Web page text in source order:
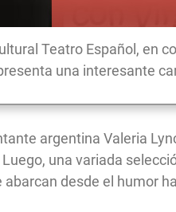
Teatro Español, en
una interesante
argentina Valeria
una variada
abarcan desde el humor